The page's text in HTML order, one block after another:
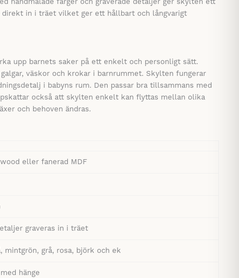
in i träet vilket ger ett hållbart och långvarigt
upp barnets saker på ett enkelt och personligt sätt.
väskor och krokar i barnrummet. Skylten fungerar
i babyns rum. Den passar bra tillsammans med
också att skylten enkelt kan flyttas mellan olika
och behoven ändras.
eller fanerad MDF
graveras in i träet
mintgrön, grå, rosa, björk och ek
hänge